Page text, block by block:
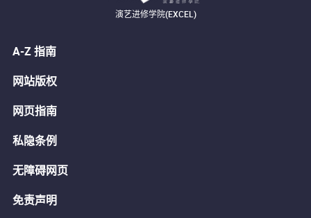
演艺进修学院(EXCEL)
A-Z 指南
网站版权
网页指南
私隐条例
无障碍网页
免责声明